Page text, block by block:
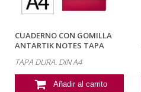
CUADERNO CON GOMILLA
ANTARTIK NOTES TAPA
TAPA DURA. DIN A4
Añadir al carrito